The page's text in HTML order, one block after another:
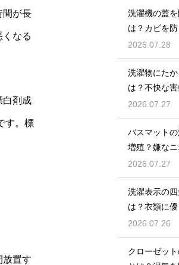
間が長
なる
白剤成
す。標
放置す
洗濯機の蓋
は？カビを
とコツ
2026.07.28
洗濯物にた
は？不快な
めの対策
2026.07.27
バスマット
増殖？嫌な
ア方法
2026.07.27
洗濯表示の
は？衣類に
法を解説
2026.07.26
クローゼッ